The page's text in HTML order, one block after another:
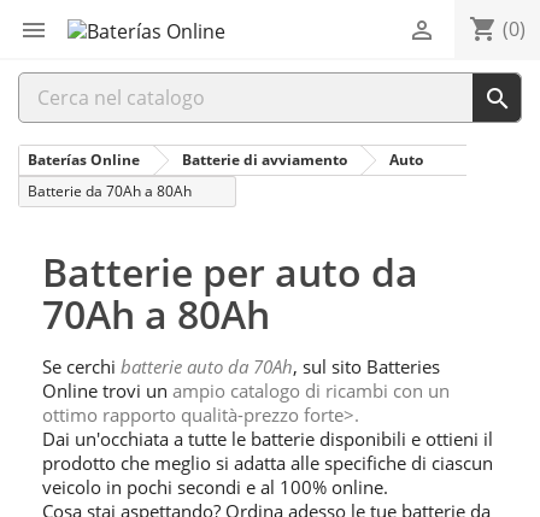
 shopping_cart (0)


Baterías Online Batterie di avviamento
Auto
Batterie da 70Ah a 80Ah
Batterie per auto da
70Ah a 80Ah
Se cerchi batterie auto da 70Ah, sul sito Batteries
Online trovi un ampio catalogo di ricambi con un
ottimo rapporto qualità-prezzo forte>.
Dai un'occhiata a tutte le batterie disponibili e ottieni il
prodotto che meglio si adatta alle specifiche di ciascun
veicolo in pochi secondi e al 100% online.
Cosa stai aspettando? Ordina adesso le tue batterie da